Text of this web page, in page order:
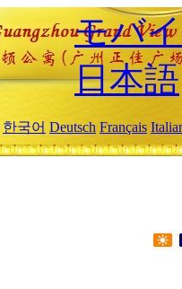
モバ
日本語
한국어 Deutsch Français